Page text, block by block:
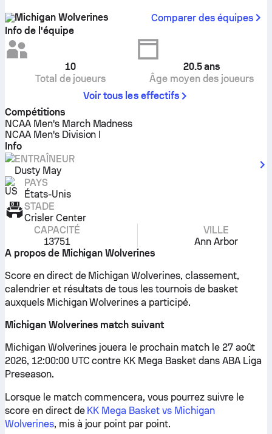
Michigan Wolverines
Comparer des équipes
Info de l'équipe
10
Total de joueurs
20.5ans
Âge moyen des joueurs
Voir tous les effectifs
Compétitions
NCAA Men's March Madness
NCAA Men's Division I
Info
ENTRAÎNEUR
Dusty May
PAYS
États-Unis
STADE
Crisler Center
CAPACITÉ
13751
VILLE
Ann Arbor
A propos de Michigan Wolverines
Score en direct de Michigan Wolverines, classement,
calendrier et résultats de tous les tournois de basket
auxquels Michigan Wolverines a participé.
Michigan Wolverines match suivant
Michigan Wolverines jouera le prochain match le 27 août
2026, 12:00:00 UTC contre KK Mega Basket dans ABA Liga
Preseason.
Lorsque le match commencera, vous pourrez suivre le
score en direct de KK Mega Basket vs Michigan
Wolverines, mis à jour point par point.